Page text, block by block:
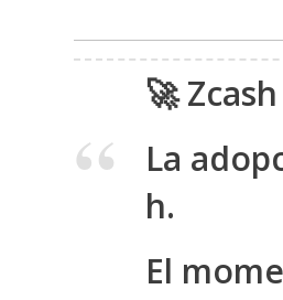
e
a
🚀
La
h.
El